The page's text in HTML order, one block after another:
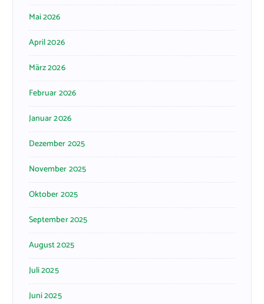
Mai 2026
April 2026
März 2026
Februar 2026
Januar 2026
Dezember 2025
November 2025
Oktober 2025
September 2025
August 2025
Juli 2025
Juni 2025